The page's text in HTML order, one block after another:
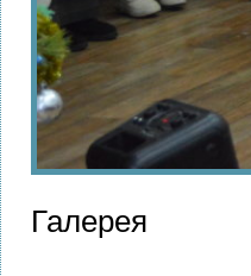
Галерея